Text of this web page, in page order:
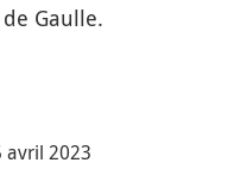
Gaulle.
avril 2023